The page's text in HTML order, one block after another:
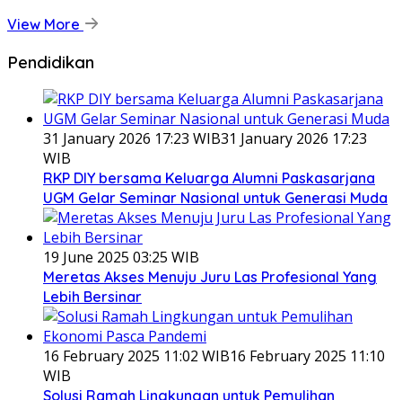
View More
Pendidikan
31 January 2026 17:23 WIB31 January 2026 17:23
WIB
RKP DIY bersama Keluarga Alumni Paskasarjana
UGM Gelar Seminar Nasional untuk Generasi Muda
19 June 2025 03:25 WIB
Meretas Akses Menuju Juru Las Profesional Yang
Lebih Bersinar
16 February 2025 11:02 WIB16 February 2025 11:10
WIB
Solusi Ramah Lingkungan untuk Pemulihan